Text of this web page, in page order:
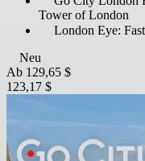
Tower of London
London Eye:
Neu
Ab 129,65 $
123,17 $